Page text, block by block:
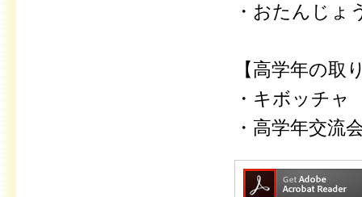
・おたんじょ
【高学年の取
・キボッチャ
・高学年交流